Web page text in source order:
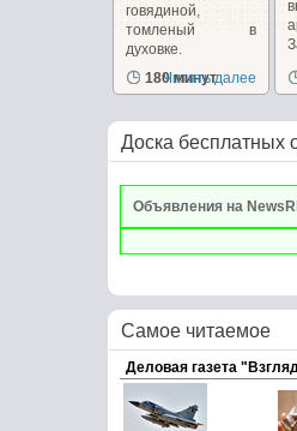
говядиной,
томленый в
духовке.
180 минут
Читать далее
Доска бесплатных
Объявления на
Самое читаемое